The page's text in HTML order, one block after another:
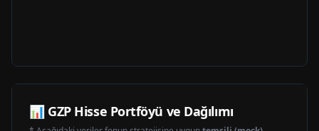
📊 GZPHisse Portföyü ve Dağılımı